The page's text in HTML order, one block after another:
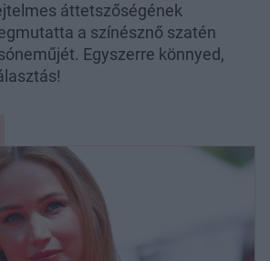
áttetszőségének
a színésznő szatén
Egyszerre könnyed,